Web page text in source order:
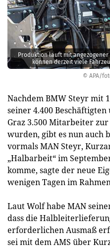
© APA/
Produktion läuft mit
können derzeit viele
Nachdem BMW Steyr mit
seiner 4.400
Graz 3.500 Mitarbeiter
wurden, gibt es nun auch
vormals MAN Steyr,
„Halbarbeit“ im
komme, sagte der neue
wenigen Tagen im
Laut Wolf habe MAN
dass die
erforderlichen Ausmaß
sei mit dem AMS über